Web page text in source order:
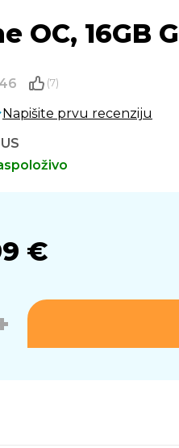
OC, 16GB
(7)
Napišite prvu recenziju
€